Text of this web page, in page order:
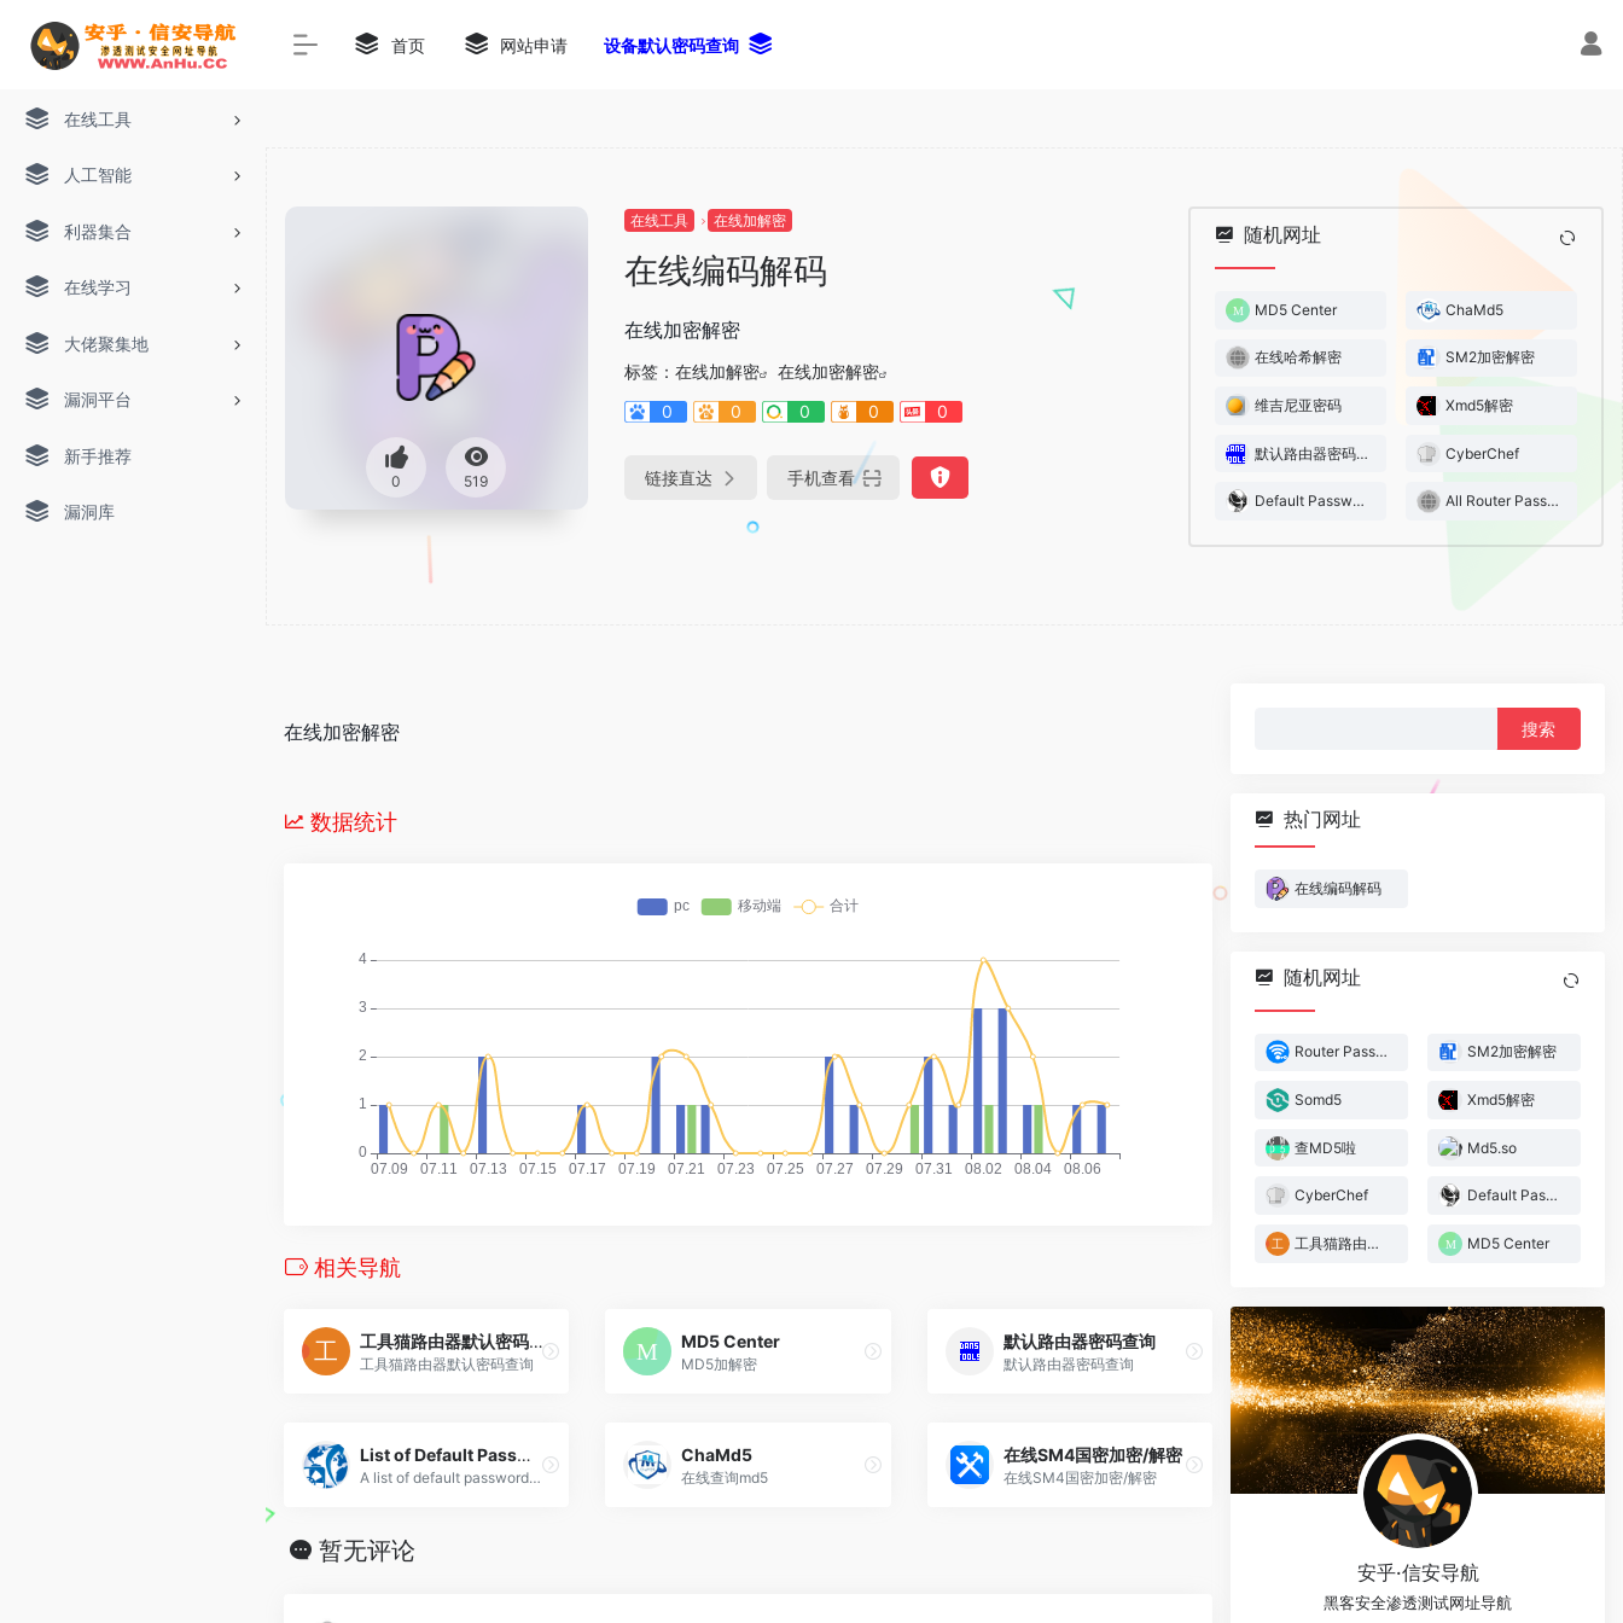
在线工具
人工智能
利器集合
在线学习
大佬聚集地
漏洞平台
新手推荐
漏洞库
首页 网站申请 设备默认密码查询
0 519
在线工具 在线加解密
在线编码解码
在线加密解密
标签： 在线加解密
在线加密解密
0
0 0 0 0
链接直达 手机查看
随机网址
MD5 Center ChaMd5
在线哈希解密 SM2加密解密
维吉尼亚密码 Xmd5解密
默认路由器密码查询 CyberChef
Default Passwords All Router Passwords
在线加密解密
数据统计
相关导航
工具猫路由器默认密码查询
工具猫路由器默认密码查询
MD5 Center
MD5加解密
默认路由器密码查询
默认路由器密码查询
List of Default Passwords
A list of default passwords for modems, RDBMS clients, and more.
ChaMd5
在线查询md5
在线SM4国密加密/解密
在线SM4国密加密/解密
暂无评论
热门网址
在线编码解码
随机网址
Router Passwords Community Database SM2加密解密
Somd5 Xmd5解密
查MD5啦 Md5.so
CyberChef Default Passwords
工具猫路由器默认密码查询 MD5 Center
安乎·信安导航
黑客安全渗透测试网址导航